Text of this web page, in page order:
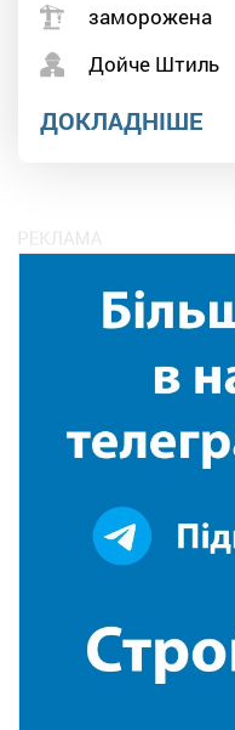
заморожена
Дойче Штиль
ДОКЛАДНІШЕ